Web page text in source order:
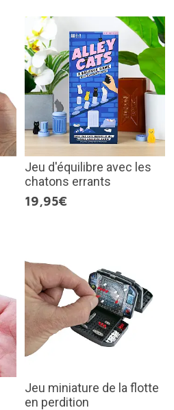
Jeu d'équilibre avec les
chatons errants
19,95€
Jeu miniature de la flotte
en perdition